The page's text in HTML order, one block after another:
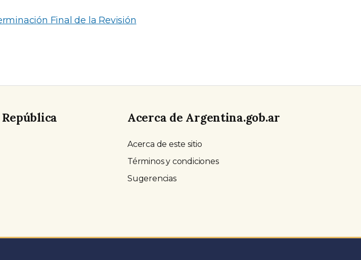
Final de la Revisión
Acerca de Argentina.gob.ar
Acerca de este sitio
Términos y condiciones
Sugerencias